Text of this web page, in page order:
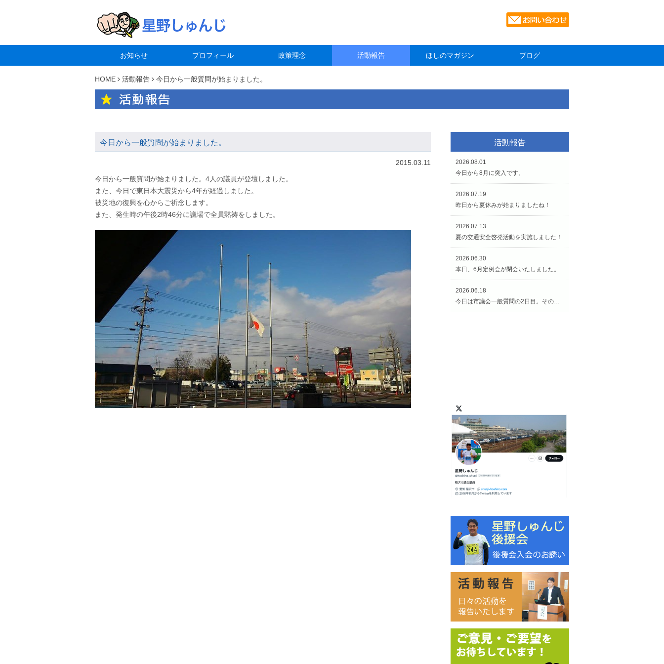
お知らせ プロフィール 政策理念 活動報告 ほしのマガジン ブログ
HOME 活動報告 今日から一般質問が始まりました。
今日から一般質問が始まりました。
2015.03.11
今日から一般質問が始まりました。4人の議員が登壇しました。
また、今日で東日本大震災から4年が経過しました。
被災地の復興を心からご祈念します。
また、発生時の午後2時46分に議場で全員黙祷をしました。
活動報告
2026.08.01
今日から8月に突入です。
2026.07.19
昨日から夏休みが始まりましたね！
2026.07.13
夏の交通安全啓発活動を実施しました！
2026.06.30
本日、6月定例会が閉会いたしました。
2026.06.18
今日は市議会一般質問の2日目。その後、矢合観音様の近くの「矢合の杜」へ。